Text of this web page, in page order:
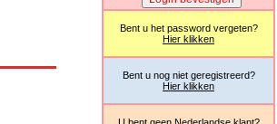
Bent u het password vergeten?
Hier klikken
Bent u nog niet geregistreerd?
Hier klikken